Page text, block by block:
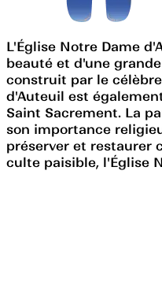
L'Église Notre Dame
beauté et d'une
construit par le
d'Auteuil est
Saint Sacrement. La
son importance
préserver et restaurer
culte paisible, l'Église